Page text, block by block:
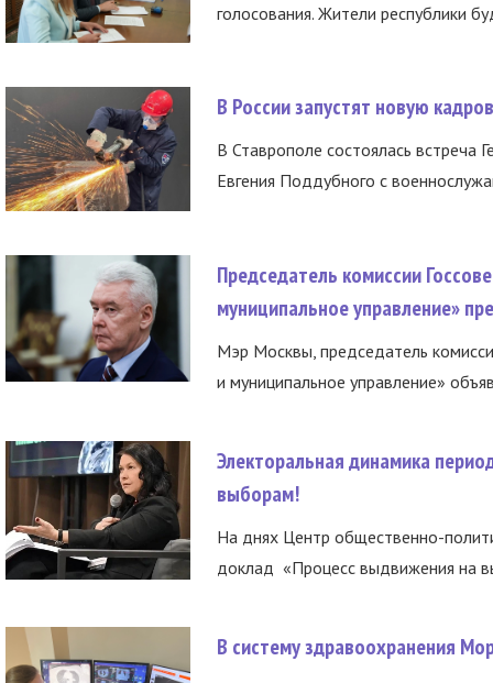
голосования. Жители республики
В России запустят новую
В Ставрополе состоялась встреча
Евгения Поддубного с
Председатель комиссии
муниципальное управление»
Мэр Москвы, председатель
и муниципальное управление»
Электоральная динамика
выборам!
На днях Центр общественно-
доклад «Процесс выдвижения на
В систему здравоохранения